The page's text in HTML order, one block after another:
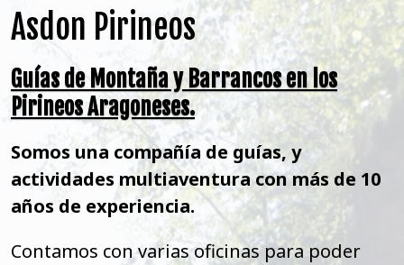
Asdon Pirineos
Guías de Montaña y Barrancos en los
Pirineos Aragoneses.
Somos una compañía de guías, y
actividades multiaventura con más de 10
años de experiencia.
Contamos con varias oficinas para poder